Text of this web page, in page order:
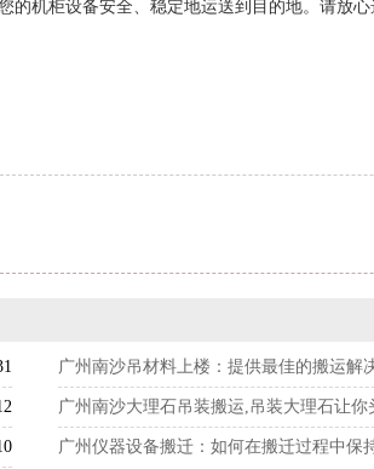
机柜设备安全、稳定地运送到目的地。请放
广州南沙吊材料上楼：提供最佳的搬运解
广州南沙大理石吊装搬运,吊装大理石让你
广州仪器设备搬迁：如何在搬迁过程中保